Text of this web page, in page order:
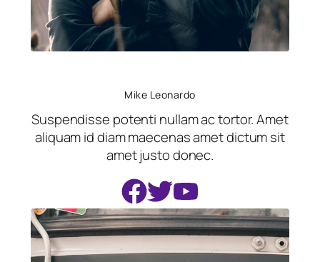
Mike Leonardo
Suspendisse potenti nullam ac tortor. Amet
aliquam id diam maecenas amet dictum sit
amet justo donec.